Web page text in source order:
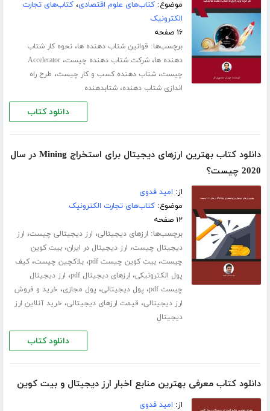
موضوع:کتاب‌های علوم اقتصادی،کتاب‌های تجارت
الکترونیک
۱۶ صفحه
برچسب‌ها: قوانین شتاب دهنده ها،نحوه کار شتاب
دهنده ها،شرکت شتاب دهنده چیست،Accelerator
چیست،شتاب دهنده کسب و کار چیست، طرح راه
اندازی شتاب دهنده،شتابدهنده
دانلود کتاب
دانلود کتاب بهترین ارزهای دیجیتال برای استخراج Mining در سال
2020 چیست؟
از: امید فدوی
موضوع:کتاب‌های تجارت الکترونیک
۱۲ صفحه
برچسب‌ها: ارزهای دیجیتالی، ارز دیجیتالی چیست، ارز
دیجیتال چیست، ارز دیجیتال در ایران،بیت کوین
چیست،بیت کوین چیست pdf ،بلاکچین چیست،کیف
پول الکترونیکی، ارزهای دیجیتال pdf ، ارز دیجیتال
چیست pdf
، پول دیجیتالی، پول مجازی، خرید و فروش
ارز دیجیتالی، قیمت ارزهای دیجیتالی، خرید آنلاین ارز
دیجیتال
دانلود کتاب
دانلود کتاب معرفی بهترین منابع اخبار ارز دیجیتال و بیت کوین
از: امید فدوی